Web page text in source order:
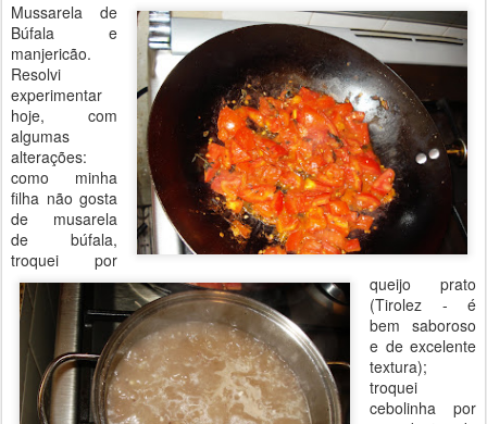
Mussarela de
Búfala e
manjericão.
Resolvi
experimentar
hoje, com
algumas
alterações:
como minha
filha não gosta
de musarela
de búfala,
troquei por
queijo prato
(Tirolez - é
bem saboroso
e de excelente
textura);
troquei
cebolinha por